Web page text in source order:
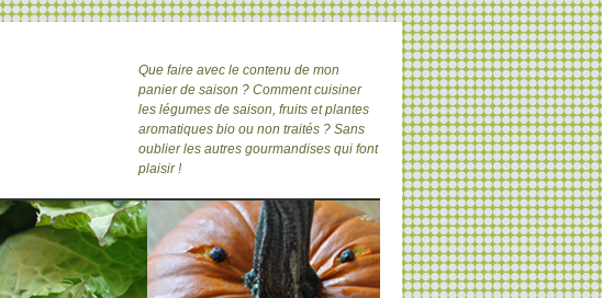
Que faire avec le contenu de mon
panier de saison ? Comment cuisiner
les légumes de saison, fruits et plantes
aromatiques bio ou non traités ? Sans
oublier les autres gourmandises qui font
plaisir !